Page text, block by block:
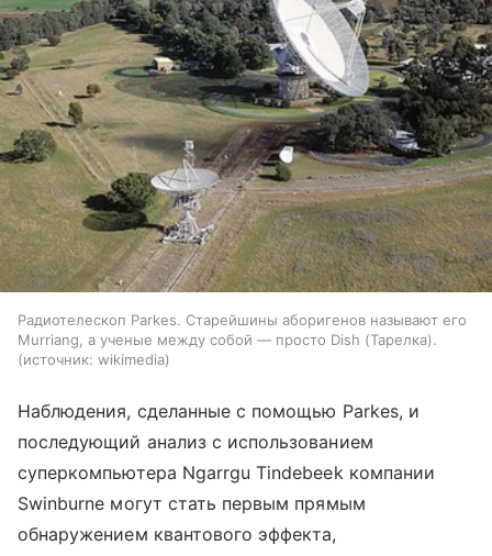
Радиотелескоп Parkes. Старейшины аборигенов называют его
Murriang, а ученые между собой — просто Dish (Тарелка).
источник: wikimedia
Наблюдения, сделанные с помощью Parkes, и
последующий анализ с использованием
суперкомпьютера Ngarrgu Tindebeek компании
Swinburne могут стать первым прямым
обнаружением квантового эффекта,